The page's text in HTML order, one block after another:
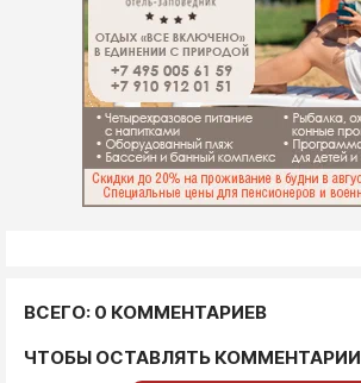
ВСЕГО: 0 КОММЕНТАРИЕВ
ЧТОБЫ ОСТАВЛЯТЬ КОММЕНТАРИИ